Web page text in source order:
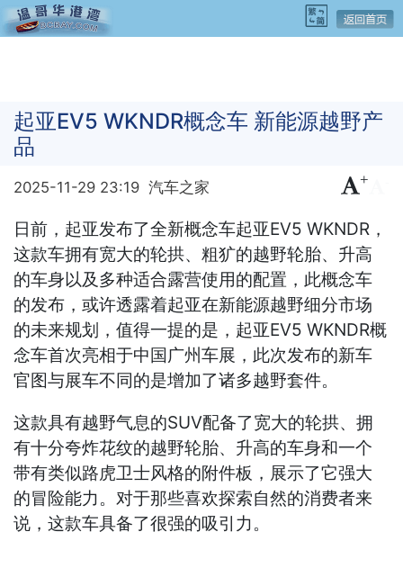
起亚EV5 WKNDR概念车 新能源越野产
品
2025-11-29 23:19 汽车之家 +
日前，起亚发布了全新概念车起亚EV5 WKNDR，
这款车拥有宽大的轮拱、粗犷的越野轮胎、升高
的车身以及多种适合露营使用的配置，此概念车
的发布，或许透露着起亚在新能源越野细分市场
的未来规划，值得一提的是，起亚EV5 WKNDR概
念车首次亮相于中国广州车展，此次发布的新车
官图与展车不同的是增加了诸多越野套件。
这款具有越野气息的SUV配备了宽大的轮拱、拥
有十分夸炸花纹的越野轮胎、升高的车身和一个
带有类似路虎卫士风格的附件板，展示了它强大
的冒险能力。对于那些喜欢探索自然的消费者来
说，这款车具备了很强的吸引力。